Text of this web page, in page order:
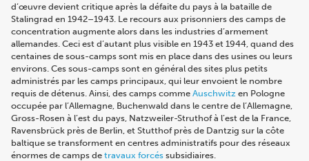
d’œuvre devient critique après la défaite du pays à la bataille de
Stalingrad en 1942–1943. Le recours aux prisonniers des camps de
concentration augmente alors dans les industries d’armement
allemandes. Ceci est d’autant plus visible en 1943 et 1944, quand des
centaines de sous-camps sont mis en place dans des usines ou leurs
environs. Ces sous-camps sont en général des sites plus petits
administrés par les camps principaux, qui leur envoient le nombre
requis de détenus. Ainsi, des camps comme Auschwitz en Pologne
occupée par l’Allemagne, Buchenwald dans le centre de l’Allemagne,
Gross-Rosen à l’est du pays, Natzweiler-Struthof à l’est de la France,
Ravensbrück près de Berlin, et Stutthof près de Dantzig sur la côte
baltique se transforment en centres administratifs pour des réseaux
énormes de camps de travaux forcés subsidiaires.